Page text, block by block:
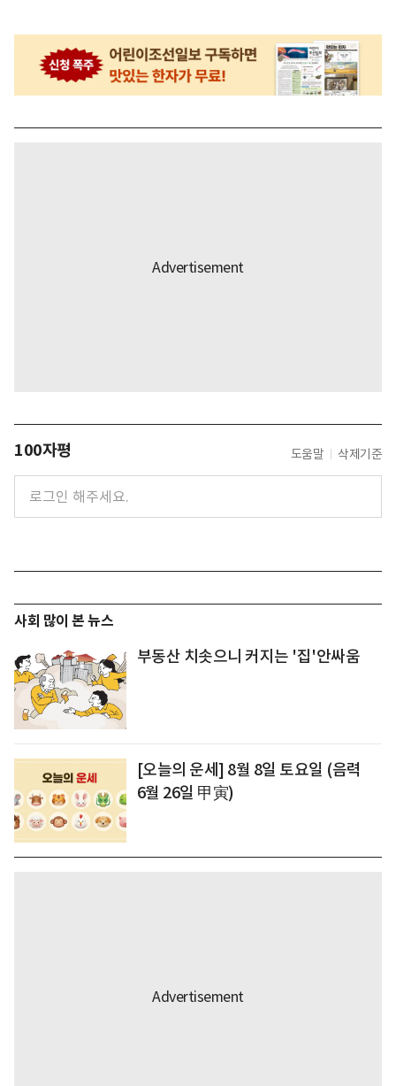
100자평 도움말 삭제기준
사회 많이 본 뉴스
부동산 치솟으니 커지는 '집'안싸움
[오늘의 운세] 8월 8일 토요일 (음력
6월 26일 甲寅)